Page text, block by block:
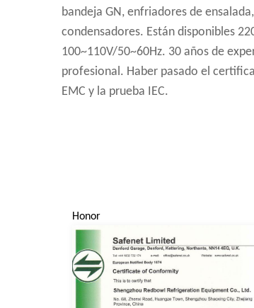
bandeja GN, enfriadores de
condensadores. Están disponibles
100~110V/50~60Hz. 30 años de
profesional. Haber pasado el
EMC y la prueba IEC.
Honor